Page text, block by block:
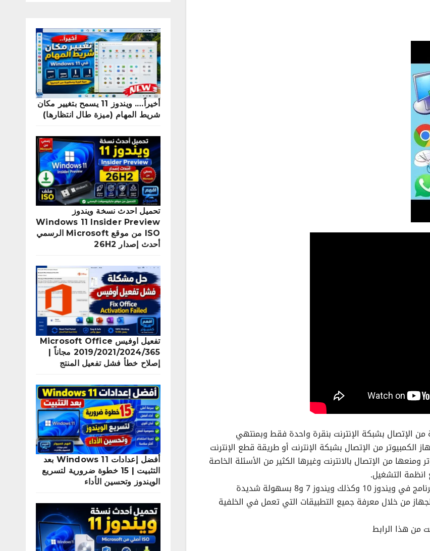
الإتصال بشبكة الإنترنت بنقرة واحدة فقط وبمنتهي
من الإتصال بشبكة الإنترنت أو طريقة قطع الإنترنت
ومنعها من الإتصال بالانترنت وغيرها الكثير من الأسئلة الخاصة
انظمة التشغيل.
والبرنامج موضوع الدرس يستخدم في قطع الانترنت عن اي برنامج في ويندوز 10 وكذلك ويندوز 7 و8 بسهولة شديدة
من خلال معرفة جميع التطبيقات التي تعمل في الخلفية
من هذا الرابط
أخيراً…. ويندوز 11 يسمح بتغيير مكان
شريط المهام (ميزة طال انتظارها)
تحميل احدث نسخة ويندوز
Windows 11 Insider Preview
ISO من موقع Microsoft الرسمي
أحدث إصدار 26H2
تفعيل اوفيس Microsoft Office
2019/2021/2024/365 مجاناً |
إصلاح خطأ فشل تفعيل المنتج
أفضل إعدادات Windows 11 بعد
التثبيت | 15 خطوة ضرورية لتسريع
الويندوز وتحسين الأداء